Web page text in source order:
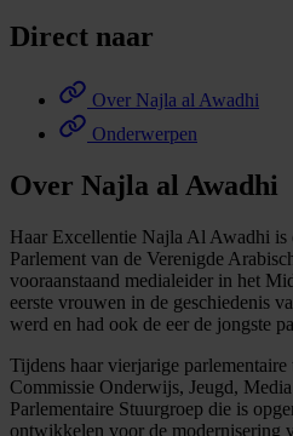
Direct naar
Over Najla al Awadhi
Onderwerpen
Over Najla al Awadhi
Haar Excellentie Najla Al Awadhi
Parlement van de Verenigde
vooraanstaand medialeider in het
eerste vrouwen in de geschiedenis
werd en had ook de eer de jongste
Tijdens haar vierjarige
Commissie Onderwijs, Jeugd,
Parlementaire Stuurgroep die is
ontwikkelen voor de modernisering